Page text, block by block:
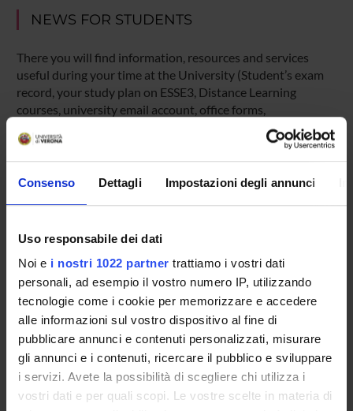
Consenso Dettagli Impostazioni degli annunci
Uso responsabile dei dati
Noi e i nostri 1022 partner trattiamo i vostri dati
personali, ad esempio il vostro numero IP, utilizzando
tecnologie come i cookie per memorizzare e accedere
alle informazioni sul vostro dispositivo al fine di
pubblicare annunci e contenuti personalizzati, misurare
gli annunci e i contenuti, ricercare il pubblico e sviluppare
i servizi. Avete la possibilità di scegliere chi utilizza i
vostri dati e per quali scopi. Le vostre scelte in materia di
NEWS FOR STUDENTS
There you will find information, resources and services
useful during your time at the University (Student’s exam
record, your study plan on ESSE3, Distance Learning
courses, university email account, office forms,
administrative procedures, etc.). You can log into MyUnivr
with your GIA login details: only in this way will you be able
to receive notification of all the notices from your teachers
and your secretariat via email and also via the Univr app.
Overview
Enrolment Policy
Courses
Academic Calendar
Lesson timetable
Degree Programme